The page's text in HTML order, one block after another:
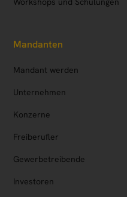
Mandanten
Mandant werden
Unternehmen
Konzerne
Freiberufler
Gewerbetreibende
Investoren